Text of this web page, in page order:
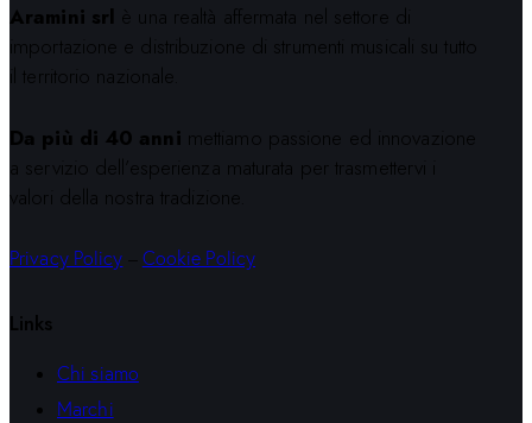
Aramini srl è una realtà affermata nel settore di
importazione e distribuzione di strumenti musicali su tutto
il territorio nazionale.
Da più di 40 anni mettiamo passione ed innovazione
a servizio dell’esperienza maturata per trasmettervi i
valori della nostra tradizione.
Privacy Policy Cookie Policy
Links
Chi siamo
Marchi